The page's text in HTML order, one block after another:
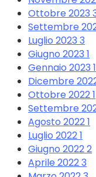
Ottobre 2023
Settembre
Luglio 2023 3
Giugno 2023 1
Gennaio 2023 1
Dicembre
Ottobre 20221
Settembre
Agosto 20221
Luglio 20221
Giugno 20222
Aprile 20223